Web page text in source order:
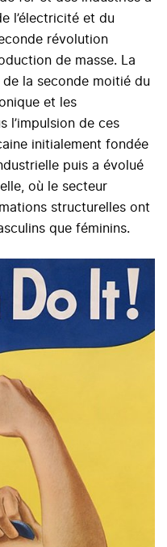
l’électricité et du
révolution
de masse. La
la seconde moitié du
et les
l’impulsion de ces
initialement fondée
puis a évolué
où le secteur
structurelles ont
que féminins.